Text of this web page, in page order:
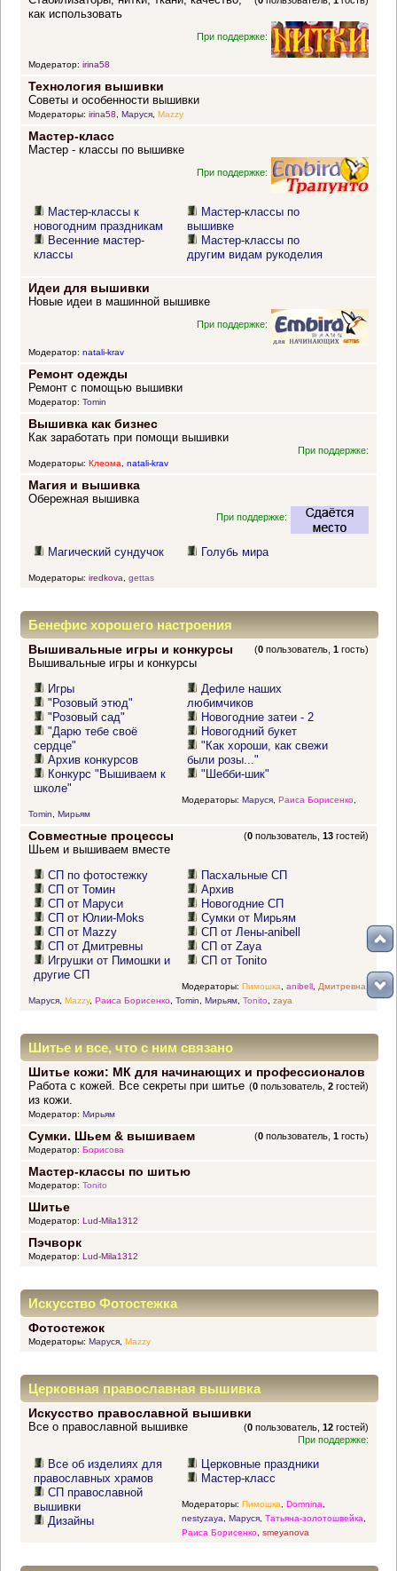
как использовать
При поддержке:
Модератор: irina58
Технология вышивки
Советы и особенности вышивки
Модераторы: irina58, Маруся, Mazzy
Мастер-класс
Мастер - классы по вышивке
При поддержке:
Мастер-классы к
новогодним праздникам
Весенние мастер-
классы
Мастер-классы по
вышивке
Мастер-классы по
другим видам рукоделия
Идеи для вышивки
Новые идеи в машинной вышивке
При поддержке:
Модератор: natali-krav
Ремонт одежды
Ремонт с помощью вышивки
Модератор: Tomin
Вышивка как бизнес
Как заработать при помощи вышивки
При поддержке:
Модераторы: Клеома, natali-krav
Магия и вышивка
Обережная вышивка
При поддержке:
Магический сундучок Голубь мира
Модераторы: iredkova gettas
Бенефис хорошего настроения
Вышивальные игры и конкурсы (0 пользователь,1 гость)
Вышивальные игры и конкурсы
Игры
"Розовый этюд"
"Розовый сад"
"Дарю тебе своё
сердце"
Архив конкурсов
Конкурс "Вышиваем к
школе"
Дефиле наших
любимчиков
Новогодние затеи - 2
Новогодний букет
"Как хороши, как свежи
были розы..."
"Шебби-шик"
Модераторы: Маруся, Раиса Борисенко,
Tomin
Мирьям
Совместные процессы (0 пользователь,13 гостей)
Шьем и вышиваем вместе
СП по фотостежку
СП от Томин
СП от Маруси
СП от Юлии-Moks
СП от Mazzy
СП от Дмитревны
Игрушки от Пимошки и
другие СП
Пасхальные СП
Архив
Новогодние СП
Сумки от Мирьям
СП от Лены-anibell
СП от Zaya
СП от Tonito
Модераторы: Пимошка anibell, Дмитревна
Маруся, Mazzy, Раиса Борисенко, Tomin Мирьям, Tonito zaya
Шитье и все, что с ним связано
Шитье кожи: МК для начинающих и профессионалов
(0 пользователь,2 гостей)
Работа с кожей. Все секреты при шитье
из кожи.
Модератор: Мирьям
Сумки. Шьем & вышиваем (0 пользователь,1 гость)
Модератор: Борисова
Мастер-классы по шитью
Модератор: Tonito
Шитье
Модератор: Lud-Mila1312
Пэчворк
Модератор: Lud-Mila1312
Искусство Фотостежка
Фотостежок
Модераторы: Маруся, Mazzy
Церковная православная вышивка
Искусство православной вышивки
(0 пользователь,12 гостей)
Все о православной вышивке
При поддержке:
Все об изделиях для
православных храмов
СП православной
вышивки
Дизайны
Церковные праздники
Мастер-класс
Модераторы: Пимошка Domnina
nestyzaya
Маруся, Татьяна-золотошвейка
Раиса Борисенко, smeyanova